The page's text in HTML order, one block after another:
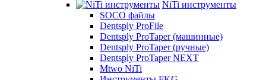
NiTi инструменты
SOCO файлы
Dentsply ProFile
Dentsply ProTaper (машинные)
Dentsply ProTaper (ручные)
Dentsply ProTaper NEXT
Mtwo NiTi